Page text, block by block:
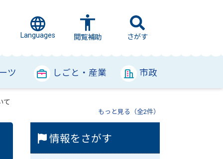
Languages 閲覧補助 さがす
ツ しごと・産業 市政
て
もっと見る（全2件）
情報をさがす